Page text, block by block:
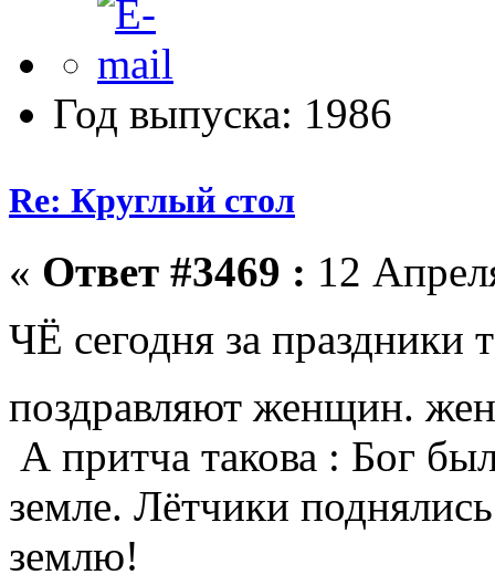
Год выпуска: 1986
Re: Круглый стол
« Ответ #3469 : 12
ЧЁ сегодня за праздники
поздравляют женщин.
А притча такова : Бог
земле. Лётчики
землю!